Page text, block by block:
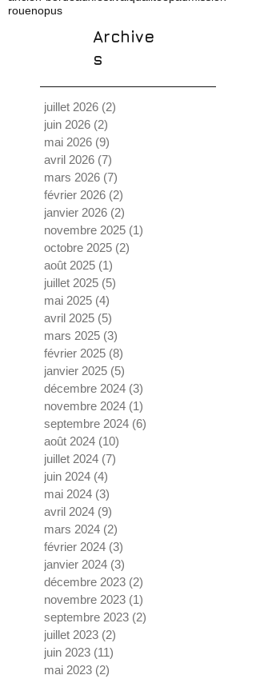
rouenopus
Archive
s
juillet 2026 (2)
juin 2026 (2)
mai 2026 (9)
avril 2026 (7)
mars 2026 (7)
février 2026 (2)
janvier 2026 (2)
novembre 2025 (1)
octobre 2025 (2)
août 2025 (1)
juillet 2025 (5)
mai 2025 (4)
avril 2025 (5)
mars 2025 (3)
février 2025 (8)
janvier 2025 (5)
décembre 2024 (3)
novembre 2024 (1)
septembre 2024 (6)
août 2024 (10)
juillet 2024 (7)
juin 2024 (4)
mai 2024 (3)
avril 2024 (9)
mars 2024 (2)
février 2024 (3)
janvier 2024 (3)
décembre 2023 (2)
novembre 2023 (1)
septembre 2023 (2)
juillet 2023 (2)
juin 2023 (11)
mai 2023 (2)